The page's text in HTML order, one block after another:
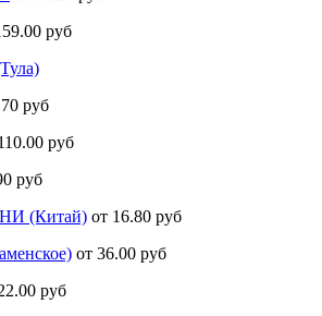
руб
руб
руб
руб
(Китай) от 16.80 руб
от 36.00 руб
руб